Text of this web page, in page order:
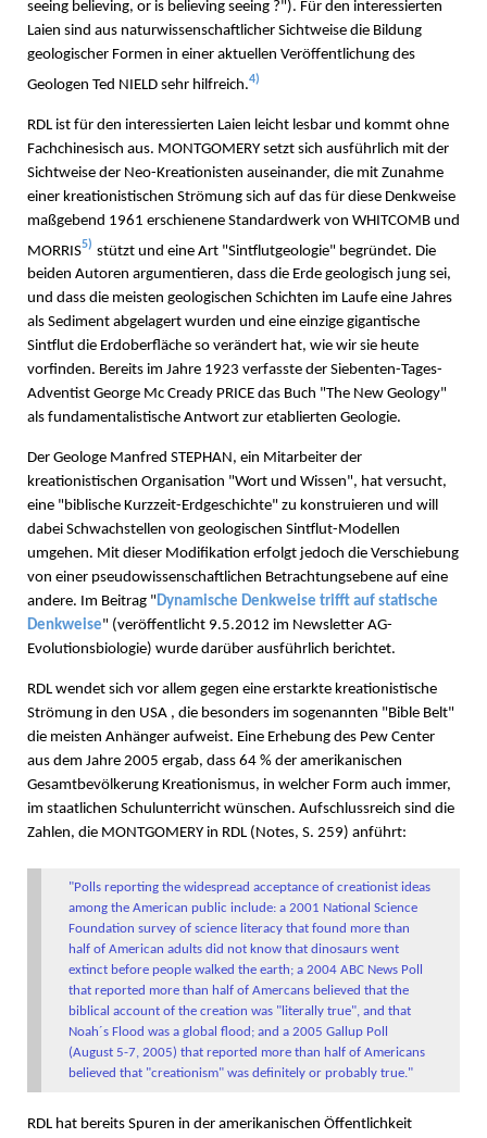
seeing believing, or is believing seeing ?"). Für den interessierten
Laien sind aus naturwissenschaftlicher Sichtweise die Bildung
geologischer Formen in einer aktuellen Veröffentlichung des
Geologen Ted NIELD sehr hilfreich.4)
RDL ist für den interessierten Laien leicht lesbar und kommt ohne
Fachchinesisch aus. MONTGOMERY setzt sich ausführlich mit der
Sichtweise der Neo-Kreationisten auseinander, die mit Zunahme
einer kreationistischen Strömung sich auf das für diese Denkweise
maßgebend 1961 erschienene Standardwerk von WHITCOMB und
MORRIS5) stützt und eine Art "Sintflutgeologie" begründet. Die
beiden Autoren argumentieren, dass die Erde geologisch jung sei,
und dass die meisten geologischen Schichten im Laufe eine Jahres
als Sediment abgelagert wurden und eine einzige gigantische
Sintflut die Erdoberfläche so verändert hat, wie wir sie heute
vorfinden. Bereits im Jahre 1923 verfasste der Siebenten-Tages-
Adventist George Mc Cready PRICE das Buch "The New Geology"
als fundamentalistische Antwort zur etablierten Geologie.
Der Geologe Manfred STEPHAN, ein Mitarbeiter der
kreationistischen Organisation "Wort und Wissen", hat versucht,
eine "biblische Kurzzeit-Erdgeschichte" zu konstruieren und will
dabei Schwachstellen von geologischen Sintflut-Modellen
umgehen. Mit dieser Modifikation erfolgt jedoch die Verschiebung
von einer pseudowissenschaftlichen Betrachtungsebene auf eine
andere. Im Beitrag "Dynamische Denkweise trifft auf statische
Denkweise" (veröffentlicht 9.5.2012 im Newsletter AG-
Evolutionsbiologie) wurde darüber ausführlich berichtet.
RDL wendet sich vor allem gegen eine erstarkte kreationistische
Strömung in den USA , die besonders im sogenannten "Bible Belt"
die meisten Anhänger aufweist. Eine Erhebung des Pew Center
aus dem Jahre 2005 ergab, dass 64 % der amerikanischen
Gesamtbevölkerung Kreationismus, in welcher Form auch immer,
im staatlichen Schulunterricht wünschen. Aufschlussreich sind die
Zahlen, die MONTGOMERY in RDL (Notes, S. 259) anführt:
"Polls reporting the widespread acceptance of creationist ideas
among the American public include: a 2001 National Science
Foundation survey of science literacy that found more than
half of American adults did not know that dinosaurs went
extinct before people walked the earth; a 2004 ABC News Poll
that reported more than half of Amercans believed that the
biblical account of the creation was "literally true", and that
Noah´s Flood was a global flood; and a 2005 Gallup Poll
(August 5-7, 2005) that reported more than half of Americans
believed that "creationism" was definitely or probably true."
RDL hat bereits Spuren in der amerikanischen Öffentlichkeit